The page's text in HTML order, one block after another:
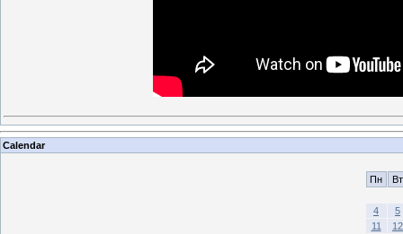
Calendar
Пн Вт
4
5
11
12